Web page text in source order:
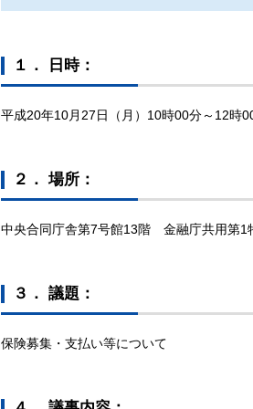
１． 日時：
平成20年10月27日（月）10時00分～12時
２． 場所：
中央合同庁舎第7号館13階 金融庁共用第1
３． 議題：
保険募集・支払い等について